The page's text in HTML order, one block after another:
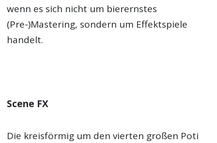
wenn es sich nicht um bierernstes
(Pre-)Mastering, sondern um Effektspiele
handelt.
Scene FX
Die kreisförmig um den vierten großen Poti